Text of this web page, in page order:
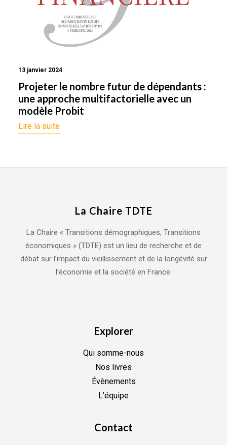
13 janvier 2024
Projeter le nombre futur de dépendants :
une approche multifactorielle avec un
modèle Probit
Lire la suite
La Chaire TDTE
La Chaire « Transitions démographiques, Transitions
économiques » (TDTE) est un lieu de recherche et de
débat sur l’impact du vieillissement et de la longévité sur
l’économie et la société en France.
Explorer
Qui somme-nous
Nos livres
Évènements
L’équipe
Contact